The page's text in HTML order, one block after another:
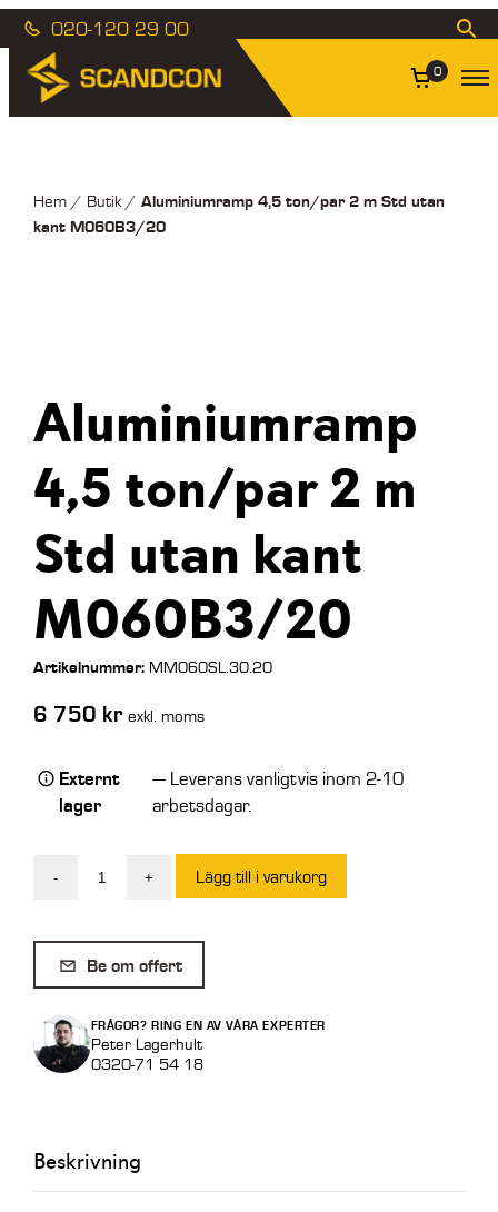
020-120 29 00
0
Hem/ Butik/ Aluminiumramp 4,5 ton/par 2 m Std utan
kant M060B3/20
Aluminiumramp
4,5 ton/par 2 m
Std utan kant
M060B3/20
Artikelnummer:MM060SL.30.20
6 750 kr exkl. moms
Externt
lager
— Leverans vanligtvis inom 2-10
arbetsdagar.
-
Aluminiumramp
ton/par
2
Std
utan
mängd
+ Lägg till i varukorg
Be om offert
FRÅGOR? RING EN AV VÅRA EXPERTER
Peter Lagerhult
0320-71 54 18
Beskrivning